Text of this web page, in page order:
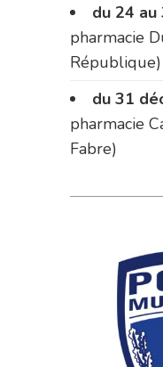
du 24
pharmacie
République)
du 31
pharmacie
Fabre)